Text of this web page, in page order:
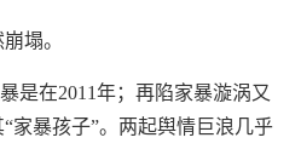
塌。
是在2011年；再陷家暴漩涡又
家暴孩子”。两起舆情巨浪几乎